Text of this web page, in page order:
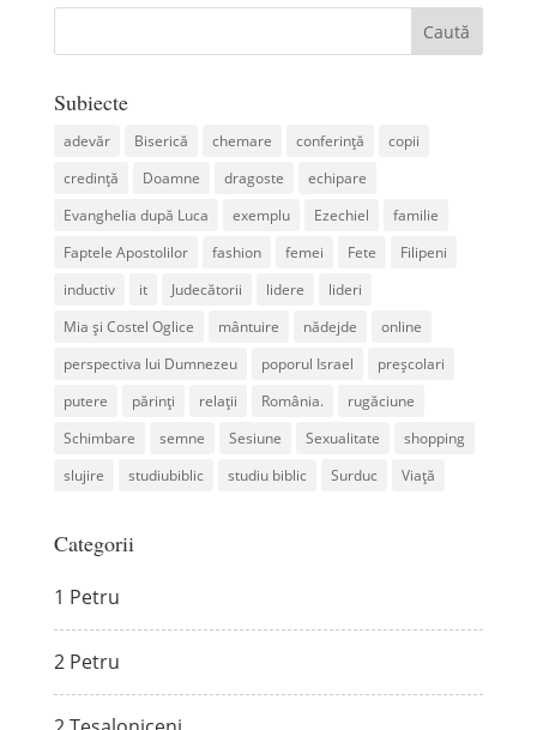
Subiecte
adevăr Biserică chemare conferință
copii
credință
Doamne dragoste
echipare
Evanghelia după Luca
exemplu Ezechiel
familie
Faptele Apostolilor
fashion femei Fete
Filipeni
inductiv
it Judecătorii lidere
lideri
Mia și Costel Oglice
mântuire nădejde
online
perspectiva lui Dumnezeu
poporul Israel
preșcolari
putere
părinți relații România.
rugăciune
Schimbare
semne Sesiune Sexualitate
shopping
slujire
studiubiblic studiu biblic Surduc Viață
Categorii
1 Petru
2 Petru